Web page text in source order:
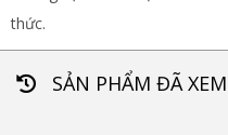
thức.
SẢN PHẨM ĐÃ XEM